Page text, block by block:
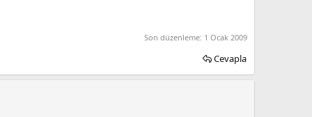
Son düzenleme: 1 Ocak 2009
Cevapla